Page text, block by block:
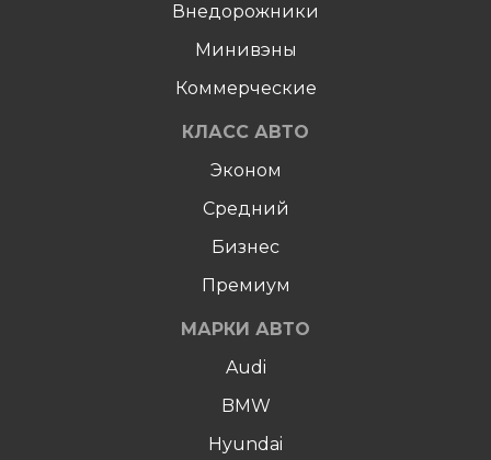
Внедорожники
Минивэны
Коммерческие
КЛАСС АВТО
Эконом
Средний
Бизнес
Премиум
МАРКИ АВТО
Audi
BMW
Hyundai